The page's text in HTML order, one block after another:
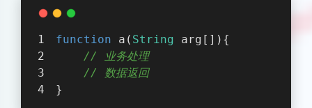
function a ( String arg[] ) {
// 业务处理
// 数据返回
}